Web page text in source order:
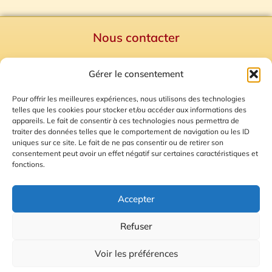
Gérer le consentement
Pour offrir les meilleures expériences, nous utilisons des technologies
telles que les cookies pour stocker et/ou accéder aux informations des
appareils. Le fait de consentir à ces technologies nous permettra de
traiter des données telles que le comportement de navigation ou les ID
uniques sur ce site. Le fait de ne pas consentir ou de retirer son
consentement peut avoir un effet négatif sur certaines caractéristiques et
fonctions.
Accepter
Refuser
Voir les préférences
Nous contacter
Mentions Légales
Plan du site
Gestion des Cookies
© 2026 Radio Calade